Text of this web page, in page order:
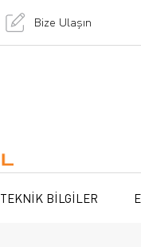
Bize Ulaşın
TEKNİK BİLGİLER